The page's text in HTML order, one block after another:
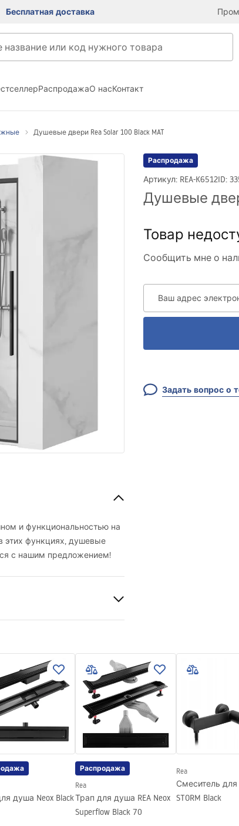
Бесплатная доставка
РаспродажаО насКонтакт
Душевые двери Rea Solar 100 Black MAT
Распродажа
Артикул: REA-K6512ID:
Душевые
Товар
Сообщить мне о
Ваш адрес
Задать вопрос о
и функциональностью на
этих функциях, душевые
с нашим предложением!
душа Neox Black
Распродажа
Rea
Трап для душа REA Neox
Superflow Black 70
Rea
Смеситель для
STORM Black